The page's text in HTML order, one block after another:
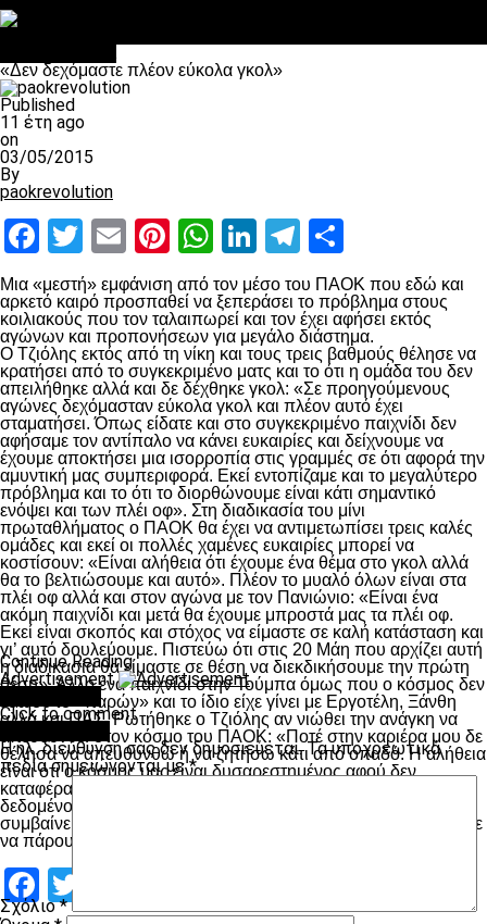
«Δεν δεχόμαστε πλέον εύκολα γκολ»
Published
11 έτη ago
on
03/05/2015
By
paokrevolution
Facebook
Twitter
EmailPinterest
WhatsApp
LinkedIn
Telegram
Μια «μεστή» εμφάνιση από τον μέσο του ΠΑΟΚ που εδώ και
αρκετό καιρό προσπαθεί να ξεπεράσει το πρόβλημα στους
κοιλιακούς που τον ταλαιπωρεί και τον έχει αφήσει εκτός
αγώνων και προπονήσεων για μεγάλο διάστημα.
Ο Τζιόλης εκτός από τη νίκη και τους τρεις βαθμούς θέλησε να
κρατήσει από το συγκεκριμένο ματς και το ότι η ομάδα του δεν
απειλήθηκε αλλά και δε δέχθηκε γκολ: «Σε προηγούμενους
αγώνες δεχόμασταν εύκολα γκολ και πλέον αυτό έχει
σταματήσει. Όπως είδατε και στο συγκεκριμένο παιχνίδι δεν
αφήσαμε τον αντίπαλο να κάνει ευκαιρίες και δείχνουμε να
έχουμε αποκτήσει μια ισορροπία στις γραμμές σε ότι αφορά την
αμυντική μας συμπεριφορά. Εκεί εντοπίζαμε και το μεγαλύτερο
πρόβλημα και το ότι το διορθώνουμε είναι κάτι σημαντικό
ενόψει και των πλέι οφ». Στη διαδικασία του μίνι
πρωταθλήματος ο ΠΑΟΚ θα έχει να αντιμετωπίσει τρεις καλές
ομάδες και εκεί οι πολλές χαμένες ευκαιρίες μπορεί να
κοστίσουν: «Είναι αλήθεια ότι έχουμε ένα θέμα στο γκολ αλλά
θα το βελτιώσουμε και αυτό». Πλέον το μυαλό όλων είναι στα
πλέι οφ αλλά και στον αγώνα με τον Πανιώνιο: «Είναι ένα
ακόμη παιχνίδι και μετά θα έχουμε μπροστά μας τα πλέι οφ.
Εκεί είναι σκοπός και στόχος να είμαστε σε καλή κατάσταση και
γι’ αυτό δουλεύουμε. Πιστεύω ότι στις 20 Μάη που αρχίζει αυτή
η διαδικασία θα είμαστε σε θέση να διεκδικήσουμε την πρώτη
θέση». Άλλο ένα παιχνίδι στην Τούμπα όμως που ο κόσμος δεν
έδωσε το «παρών» και το ίδιο είχε γίνει με Εργοτέλη, Ξάνθη
αλλά και ΠΑΣ. Ρωτήθηκε ο Τζιόλης αν νιώθει την ανάγκη να
απευθυνθεί στον κόσμο του ΠΑΟΚ: «Ποτέ στην καριέρα μου δε
θέλησα να απευθυνθώ ή να ζητήσω κάτι από οπαδό. Η αλήθεια
είναι ότι ο κόσμος μας είναι δυσαρεστημένος αφού δεν
καταφέραμε να πετύχουμε τους αρχικούς μας στόχους. Είναι
δεδομένο όμως ότι αν κάνουμε νίκες θα έρθει πίσω. Αυτό
συμβαίνει στο ποδόσφαιρο. Εμείς πάντως θα προσπαθήσουμε
να πάρουμε την πρώτη θέση»
Facebook
Continue Reading
Advertisement
Click to comment
Η ηλ. διεύθυνση σας δεν δημοσιεύεται. Τα υποχρεωτικά
πεδία σημειώνονται με*
Σχόλιο*